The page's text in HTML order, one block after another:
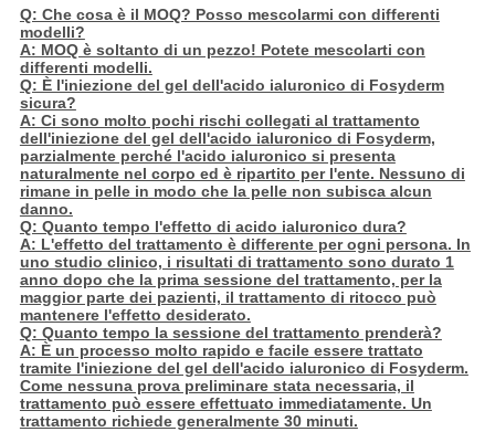
Q: Che cosa è il MOQ? Posso mescolarmi con differenti
modelli?
A: MOQ è soltanto di un pezzo! Potete mescolarti con
differenti modelli.
Q: È l'iniezione del gel dell'acido ialuronico di Fosyderm
sicura?
A: Ci sono molto pochi rischi collegati al trattamento
dell'iniezione del gel dell'acido ialuronico di Fosyderm,
parzialmente perché l'acido ialuronico si presenta
naturalmente nel corpo ed è ripartito per l'ente. Nessuno di
rimane in pelle in modo che la pelle non subisca alcun
danno.
Q: Quanto tempo l'effetto di acido ialuronico dura?
A: L'effetto del trattamento è differente per ogni persona. In
uno studio clinico, i risultati di trattamento sono durato 1
anno dopo che la prima sessione del trattamento, per la
maggior parte dei pazienti, il trattamento di ritocco può
mantenere l'effetto desiderato.
Q: Quanto tempo la sessione del trattamento prenderà?
A: È un processo molto rapido e facile essere trattato
tramite l'iniezione del gel dell'acido ialuronico di Fosyderm.
Come nessuna prova preliminare stata necessaria, il
trattamento può essere effettuato immediatamente. Un
trattamento richiede generalmente 30 minuti.